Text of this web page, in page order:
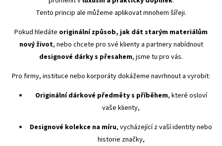
Tento princip ale můžeme aplikovat mnohem šířeji.
Pokud hledáte originální způsob, jak dát starým materiálům
nový život, nebo chcete pro své klienty a partnery nabídnout
designové dárky s přesahem, jsme tu pro vás.
Pro firmy, instituce nebo korporáty dokážeme navrhnout a vyrobit:
Originální dárkové předměty s příběhem, které osloví
vaše klienty,
Designové kolekce na míru, vycházející z vaší identity nebo
historie značky,